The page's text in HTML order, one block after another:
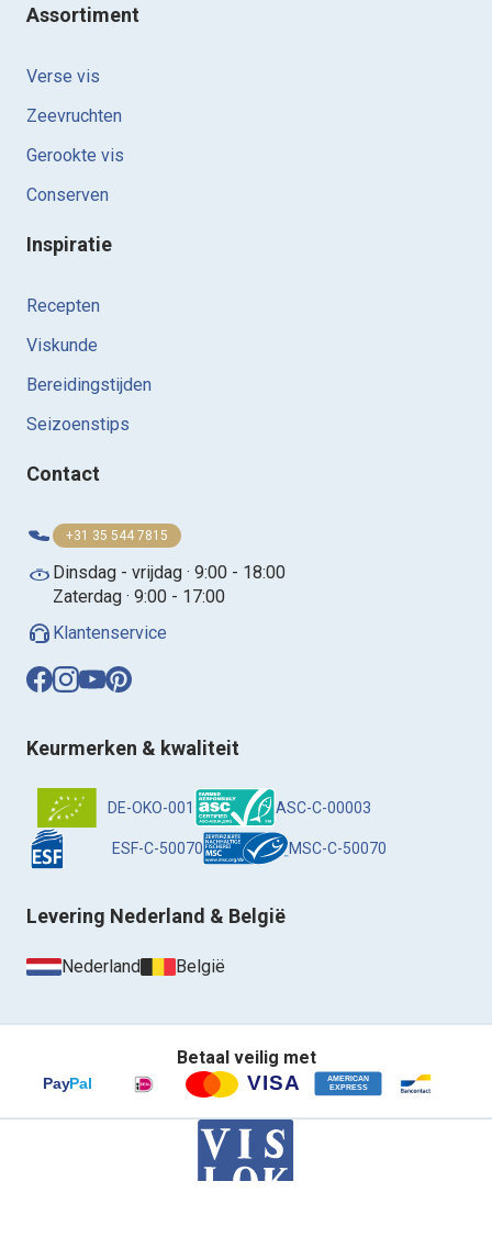
Assortiment
Verse vis
Zeevruchten
Gerookte vis
Conserven
Inspiratie
Recepten
Viskunde
Bereidingstijden
Seizoenstips
Contact
+31 35 544 7815
Dinsdag - vrijdag · 9:00 - 18:00
Zaterdag · 9:00 - 17:00
Klantenservice
Keurmerken & kwaliteit
DE-OKO-001 ASC-C-00003
ESF-C-50070 MSC-C-50070
Levering Nederland & België
Nederland België
Betaal veilig met